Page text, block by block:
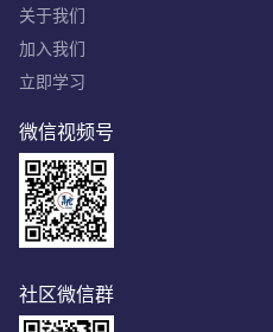
关于我们
加入我们
立即学习
微信视频号
社区微信群